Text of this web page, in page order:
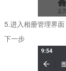
5.进入相册管理界
下一步